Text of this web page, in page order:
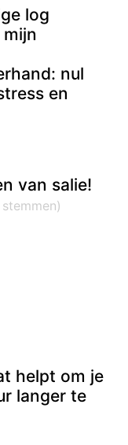
log
nul
en
van salie!
helpt om je
langer te